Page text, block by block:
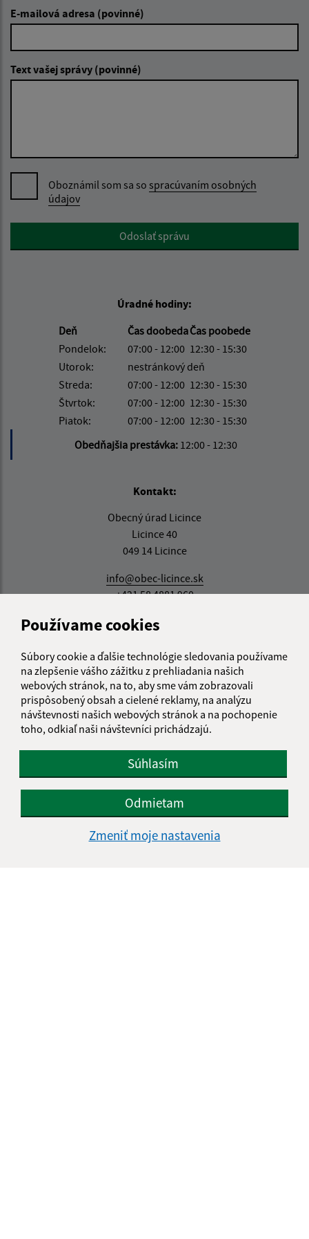
Používame cookies
Súbory cookie a ďalšie technológie sledovania používame
na zlepšenie vášho zážitku z prehliadania našich
webových stránok, na to, aby sme vám zobrazovali
prispôsobený obsah a cielené reklamy, na analýzu
návštevnosti našich webových stránok a na pochopenie
toho, odkiaľ naši návštevníci prichádzajú.
Súhlasím
Odmietam
Zmeniť moje nastavenia
E-mailová adresa (povinné)
Text vašej správy (povinné)
Oboznámil som sa so spracúvaním osobných
údajov
Google reCaptcha ResponseOdoslať správu
Úradné hodiny:
Deň
Čas doobedaČas poobede
Pondelok:
07:00 - 12:00 12:30 - 15:30
Utorok:
nestránkový deň
Streda:
07:00 - 12:00 12:30 - 15:30
Štvrtok:
07:00 - 12:00 12:30 - 15:30
Piatok:
07:00 - 12:00 12:30 - 15:30
Obedňajšia prestávka: 12:00 - 12:30
Kontakt:
Obecný úrad Licince
Licince 40
049 14 Licince
info@obec-licince.sk
+421 58 4881 960
IČO: 00328456